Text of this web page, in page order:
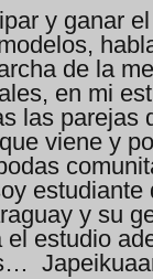
y ganar
de la
en mi
las
viene y
estudiante
y su
estudio